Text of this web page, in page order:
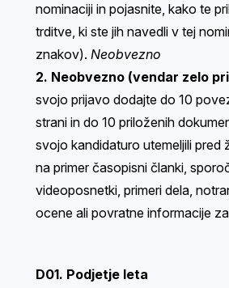
nominaciji in pojasnite, kako te
trditve, ki ste jih navedli v tej
znakov). Neobvezno
2. Neobvezno (vendar zelo
svojo prijavo dodajte do 10
strani in do 10 priloženih
svojo kandidaturo utemeljili pred
na primer časopisni članki,
videoposnetki, primeri dela,
ocene ali povratne informacije
D01. Podjetje leta